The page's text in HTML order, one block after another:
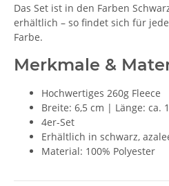
Das Set ist in den Farben
erhältlich – so findet sich für
Farbe.
Merkmale &
Hochwertiges 260g Fleece
Breite: 6,5 cm | Länge: ca.
4er-Set
Erhältlich in schwarz,
Material: 100% Polyester